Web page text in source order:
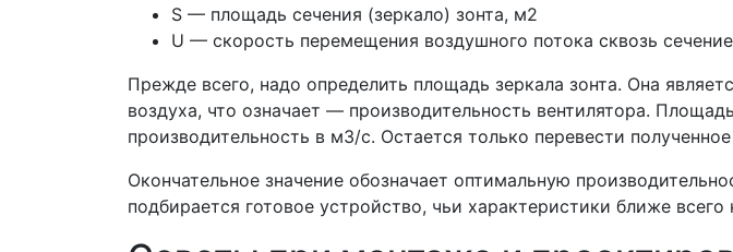
S — площадь сечения (зеркало) зонта, м2
U — скорость перемещения воздушного потока сквозь
Прежде всего, надо определить площадь зеркала зонта. Она
воздуха, что означает — производительность вентилятора.
производительность в м3/с. Остается только перевести
Окончательное значение обозначает оптимальную
подбирается готовое устройство, чьи характеристики ближе